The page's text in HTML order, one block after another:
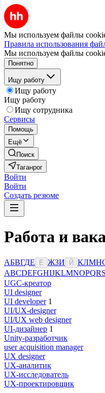
Мы используем файлы
Правила использования
Мы используем файлы
Понятно
Ищу работу
Ищу работу
Ищу работу
Ищу сотрудника
Сервисы
Помощь
Ещё
Поиск
Таганрог
Войти
Войти
Создать резюме
Работа и
АБВГДЕ Ё ЖЗИ Й КЛМН
ABCDEFGHIJKLMNOPQRS
UGC-креатор
UI designer
UI developer 1
UI/UX-designer
UI/UX web designer
UI-дизайнер 1
Unity-разработчик
user acquisition manager
UX designer
UX-аналитик
UX-исследователь
UX-проектировщик